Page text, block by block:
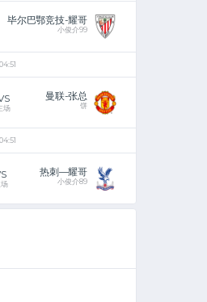
毕尔巴鄂竞技-耀哥
小俊介99
场
曼联-张总
饼
场
热刺—耀哥
小俊介89